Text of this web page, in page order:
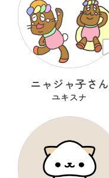
ニャジャ子さん
ユキスナ